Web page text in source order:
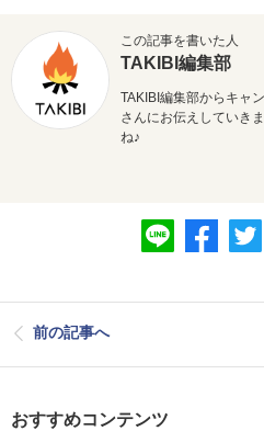
この記事を書いた人
TAKIBI編集部
TAKIBI編集部からキャ
さんにお伝えしていき
ね♪
前の記事へ
おすすめコンテンツ